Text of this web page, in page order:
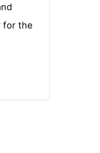
for the